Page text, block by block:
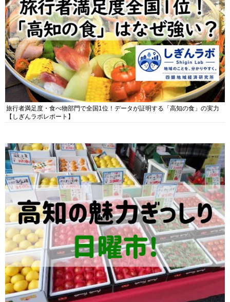
旅行者満足度・食べ物部門で全国1位！データが証明する「高知の食」の実力
【しぎんラボレポート】